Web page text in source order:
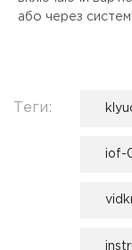
або через
Теги:
iof-